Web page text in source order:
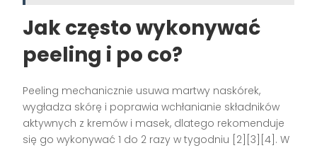
Jak często wykonywać
peeling i po co?
Peeling mechanicznie usuwa martwy naskórek,
wygładza skórę i poprawia wchłanianie składników
aktywnych z kremów i masek, dlatego rekomenduje
się go wykonywać 1 do 2 razy w tygodniu [2][3][4]. W